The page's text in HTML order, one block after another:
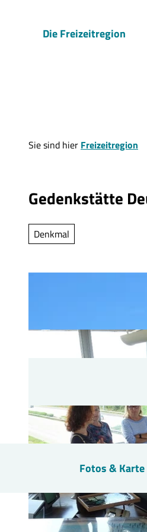
Die Freizeitregion
Sie sind hier Freizeitregion
Gedenkstätte
Denkmal
Fotos & Karte